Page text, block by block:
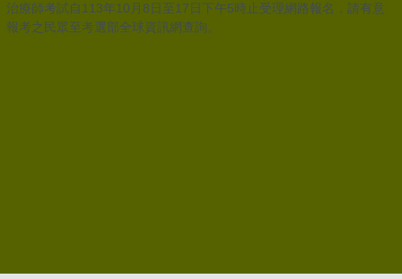
治療師考試自113年10月8日至17日下午5時止受理網路報名，請有意
報考之民眾至考選部全球資訊網查詢。